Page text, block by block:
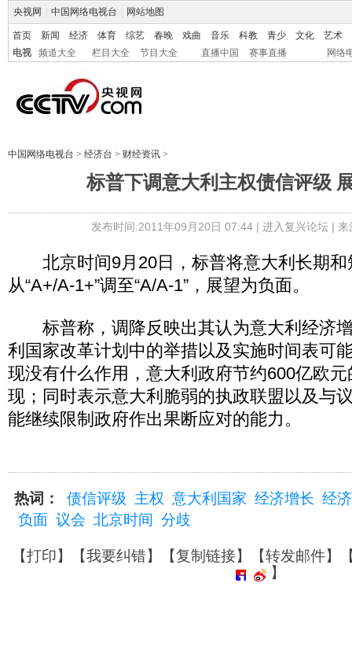
央视网 中国网络电视台 网站地图
首页 新闻 经济 体育 综艺 春晚 戏曲 音乐 科教 青少 文化
艺术
电视
频道大全 栏目大全 节目大全 直播中国 赛事直播 网络
中国网络电视台 > 经济台 > 财经资讯 >
标普下调意大利主权债信评级
发布时间:2011年09月20日 07:44 | 进入复兴论坛| 来
北京时间9月20日，标普将意大利长期和
从“A+/A-1+”调至“A/A-1”，展望为负面。
标普称，调降反映出其认为意大利经济
利国家改革计划中的举措以及实施时间表可
现没有什么作用，意大利政府节约600亿欧
现；同时表示意大利脆弱的执政联盟以及与
能继续限制政府作出果断应对的能力。
热词： 债信评级 主权 意大利国家 经济增长 经
负面 议会 北京时间 分歧
【打印】【我要纠错】【复制链接】【转发邮件】
】